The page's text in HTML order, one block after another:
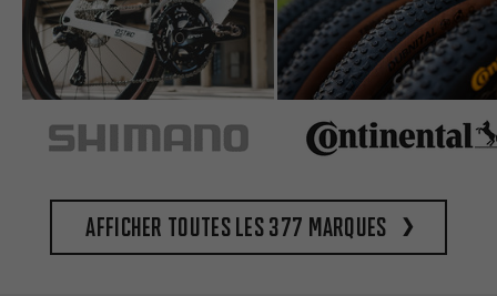
Afficher toutes les 377 marques